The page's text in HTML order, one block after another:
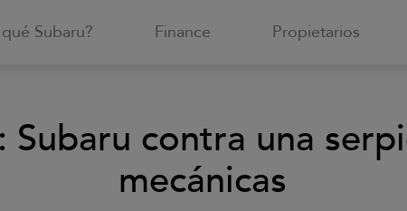
Subaru? Finance Propietarios
Subaru contra una
mecánicas